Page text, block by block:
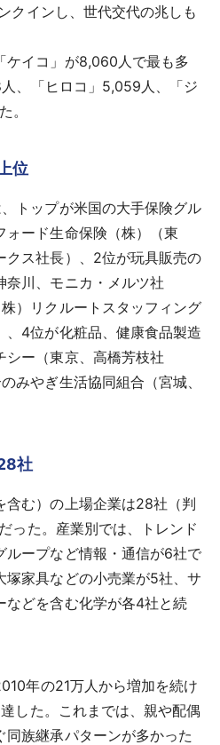
クインし、世代交代の兆しも
ケイコ」が8,060人で最も多
、「ヒロコ」5,059人、「ジ
。
位
トップが米国の大手保険グル
ォード生命保険（株）（東
クス社長）、2位が玩具販売の
奈川、モニカ・メルツ社
）リクルートスタッフィング
、4位が化粧品、健康食品製造
シー（東京、高橋芳枝社
みやぎ生活協同組合（宮城、
社
む）の上場企業は28社（判
った。産業別では、トレンド
ループなど情報・通信が6社で
塚家具などの小売業が5社、サ
などを含む化学が各4社と続
年の21万人から増加を続け
した。これまでは、親や配偶
族継承パターンが多かった